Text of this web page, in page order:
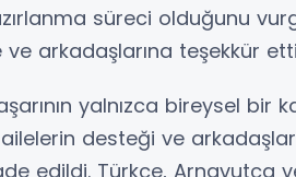
süreci olduğunu
arkadaşlarına teşekkür
yalnızca bireysel bir
desteği ve
edildi. Türkçe, Arnavutça